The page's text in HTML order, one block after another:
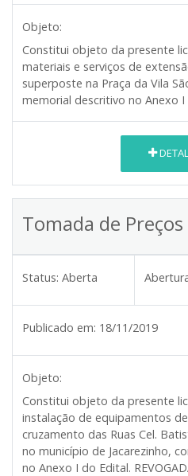
Objeto:
Constitui objeto da presente
materiais e serviços de
superposte na Praça da Vila
memorial descritivo no Anexo I
Tomada de
Status: Aberta
Publicado em: 18/11/2019
Objeto:
Constitui objeto da presente
instalação de equipamentos
cruzamento das Ruas Cel.
no município de Jacarezinho,
no Anexo I do Edital.